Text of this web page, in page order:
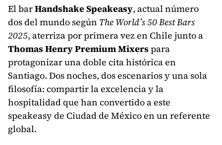
El barHandshake Speakeasy, actual número
dos del mundo según The World’s 50 Best Bars
2025, aterriza por primera vez en Chile junto a
Thomas Henry Premium Mixerspara
protagonizar una doble cita histórica en
Santiago. Dos noches, dos escenarios y una sola
filosofía: compartir la excelencia y la
hospitalidad que han convertido a este
speakeasy de Ciudad de México en un referente
global.